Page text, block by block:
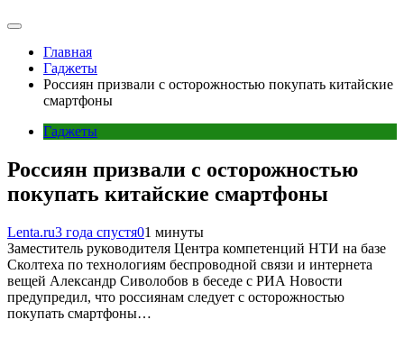
Главная
Гаджеты
Россиян призвали с осторожностью покупать китайские
смартфоны
Гаджеты
Россиян призвали с осторожностью
покупать китайские смартфоны
Lenta.ru3 года спустя01 минуты
Заместитель руководителя Центра компетенций НТИ на базе
Сколтеха по технологиям беспроводной связи и интернета
вещей Александр Сиволобов в беседе с РИА Новости
предупредил, что россиянам следует с осторожностью
покупать смартфоны…